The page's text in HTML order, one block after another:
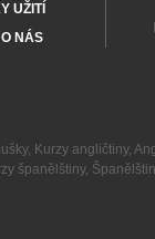
UŽITÍ
NÁS
, Kurzy angličtiny,
španělštiny,